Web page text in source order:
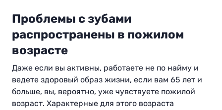
Проблемы с зубами
распространены в пожилом
возрасте
Даже если вы активны, работаете не по найму и
ведете здоровый образ жизни, если вам 65 лет и
больше, вы, вероятно, уже чувствуете пожилой
возраст. Характерные для этого возраста